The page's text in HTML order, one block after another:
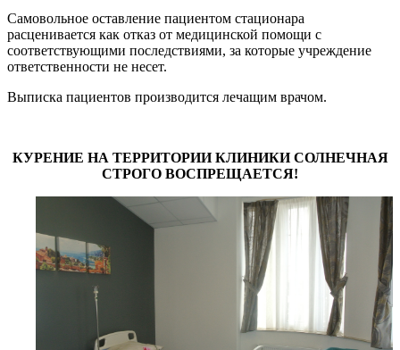
Самовольное оставление пациентом стационара
расценивается как отказ от медицинской помощи с
соответствующими последствиями, за которые учреждение
ответственности не несет.
Выписка пациентов производится лечащим врачом.
КУРЕНИЕ НА ТЕРРИТОРИИ КЛИНИКИ СОЛНЕЧНАЯ
СТРОГО ВОСПРЕЩАЕТСЯ!